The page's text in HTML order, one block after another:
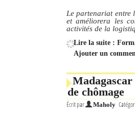
Le partenariat entre
et améliorera les
activités de la
Lire la suite :
Ajouter un
Madagascar
de chômage
Écrit par Maholy